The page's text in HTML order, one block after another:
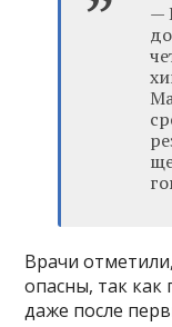
—
Врачи
опасны, так
даже после